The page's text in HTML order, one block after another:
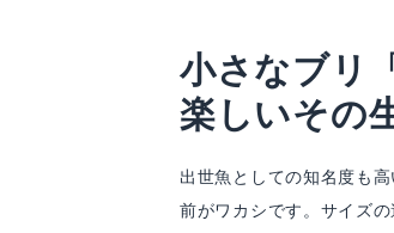
小さなブリ
楽しいその
出世魚としての知名度も
前がワカシです。サイズ